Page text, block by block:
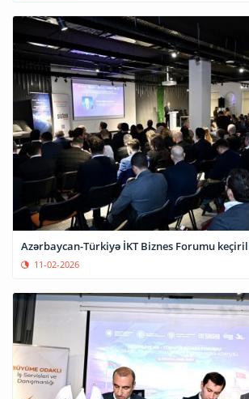
Azərbaycan-Türkiyə İKT Biznes Forumu
11-02-2026